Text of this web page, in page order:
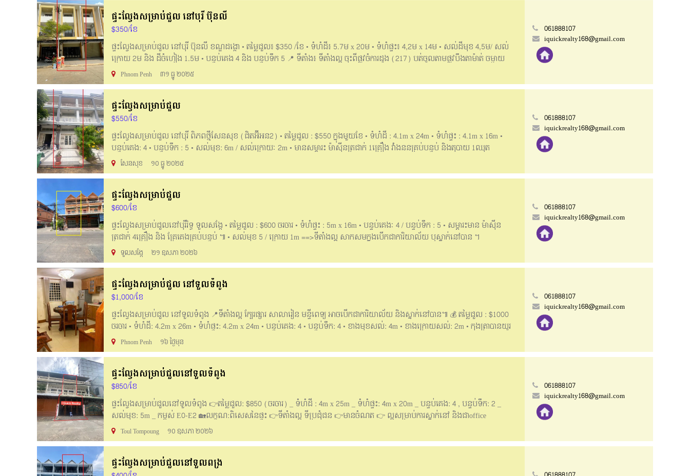
for more: Telegram: 061888110 Hotline: 061888110 /061888101 / 061888107/ 061888105 /0095888107
ផ្ទះល្វែងសម្រាប់ជួល នៅបុរី ប៊ុនលី
$350/ខែ
ផ្ទះល្វែងសម្រាប់ជួល នៅបុរី ប៊ុនលី ខណ្ឌដង្កោ • តម្លៃជួល៖ $350 /ខែ • ទំហំដី៖ 5.7ម x 20ម • ទំហំផ្ទះ៖ 4,2ម x 14ម • សល់ដីមុខ 4,5ម​/ សល់
ក្រោយ 2ម និង ដីចំហៀង 1.5ម • បន្ទប់គេង 4 និង បន្ទប់ទឹក 5 📍 ទីតាំង៖ ទីតាំងល្អ ចុះពីផ្លូវចំការដូង (217) បត់ចូលតាមផ្លូវបឹងតាម៉ាត់ ចម្ងាយ
500m => ការរស់នៅបែបស៊ីវិល័យ សុវត្ថិភាព ផាសុខភាព និង ពោរពេញទៅដោយគម្រោង ធំៗ ផ្សារ និង ខុនដូ _______English Below_______
Flat house for rent in Borey Bunly, Khan Dangkor • Rental Fee: $350 /month • Land Size: 5.7m x 20m • House Size: 4,2m x 14m •
is nice place for living, security and good environment 📲​​​ Contact for more: Telegram: 077399194 Hotline: 061888105
/061888107/061888110 / 095888107
Phnom Penh ៣១ ធ្នូ ២០២៥
061888107
iquickrealty168@gmail.com
ផ្ទះល្វែងសម្រាប់ជួល
$550/ខែ
ផ្ទះល្វែងសម្រាប់ជួល នៅបុរី ពិភពថ្មីសែនសុខ (ជិតអ៊ីអន2) • តម្លៃជួល : $550 ក្នុងមួយខែ • ទំហំដី : 4.1m x 24m • ទំហំផ្ទះ : 4.1m x 16m •
បន្ទប់គេង: 4 • បន្ទប់ទឹក : 5 • សល់មុខ: 6m / សល់ក្រោយៈ 2m • មានសម្ភារះ ម៉ាស៊ីនត្រជាក់ 1គ្រឿង វាំងននគ្រប់បន្ទប់ និងតុបាយ 1ឈុត
==>ទីតាំងល្អ ប្រជុំជន ងាយស្រួលក្នុងការបើកអាជីវកម្ម សាកសមសម្រាប់ស្នាក់នៅ ឬបើកoffice ផ្សេងៗ។ ___English Below___ Flat house for
rent at Borey The New World Sen Sok (Near Aeon2) • Rental Price: $550 per month • Land size : 4.1m x 24m • House size: 4.1m x
business, for living or open an office and many more. 📲Contact for more: Telegram: 077399194 Hotline:
061888105/061888107/061888110 /095888107
សែនសុខ ១០ ធ្នូ ២០២៥
061888107
iquickrealty168@gmail.com
ផ្ទះល្វែងសម្រាប់ជួល
$600/ខែ
ផ្ទះល្វែងសម្រាប់ជួលនៅបុរីរិទ្ធ ទួលសង្កែ • តម្លៃជួល : $600 ចរចារ • ទំហំផ្ទះ : 5m x 16m • បន្ទប់គេងៈ 4 / បន្ទប់ទឹក : 5 • សម្ភារះមាន ម៉ាស៊ីន
ត្រជាក់ 4គ្រឿង និង គ្រែគេងគ្រប់បន្ទប់ ៕ • សល់មុខ 5 / ក្រោយ 1m ==>ទីតាំងល្អ សាកសមក្នុងបើកជាការិយាល័យ ឬស្នាក់នៅបាន ។
_____English Below______ Flat house for rent at Borey Rith , Toul Sangkae • Rental Price: $600 per month • House size: 5m x 16m •
Bedrooms: 4 / Bathrooms: 5 • Furniture: AC4, and Bed all in room. • In front: 5m / Back: 1m ==>Good location, suitable for office or
ទួលសង្កែ ២១ ឧសភា ២០២៦
061888107
iquickrealty168@gmail.com
ផ្ទះល្វែងសម្រាប់ជួល នៅទួលទំពូង
$1,000/ខែ
ផ្ទះល្វែងសម្រាប់ជួល នៅទួលទំពូង 📍ទីតាំងល្អ ក្បែរផ្សារ​ សាលារៀន មន្ទីពេទ្យ អាចបើកជាការិយាល័យ និងស្នាក់នៅបាន៕ 💰 តម្លៃជួល : $1000
ចរចារ • ទំហំដី: 4.2m x 26m • ទំហំផ្ទះ: 4.2m x 24m • បន្ទប់គេង: 4 • បន្ទប់ទឹក: 4 • ខាងមុខសល់​: 4m • ខាងក្រោយសល់: 2m • កុងត្រាបានយូរ
🚪សម្ភារះមាន: ម៉ាស៊ីនត្រជាក់ ទូរទឹកកក តុបាយ សាឡុង គ្រែ និង​វាំងនន។ ——English Below—— Flat House for rent at Toul Tum Pung 📍
Good Location near market , school, and hospital, can be to open office and living. . Price for rent: $1000 negotiable • Land size: 4.2m x
Refrigerator, Dinning table, Sofa, Bed, and Curtain. #For more information can contact: 📥Telegram: 077399194 @rinaa0168 Hotline:
061888101 / 061888107/061888110/095888107 Email: iquickrealty168@gmail.com Telegram group. https://t.me/iquickrealty
Phnom Penh ១៦ ថ្ងៃមុន
061888107
iquickrealty168@gmail.com
ផ្ទះល្វែងសម្រាប់ជួលនៅទួលទំពូង
$850/ខែ
ផ្ទះល្វែងសម្រាប់ជួលនៅទួលទំពូង 👉តម្លៃជួល​: $850 (ចរចារ) _ ទំហំដី : 4m x 25m _ ទំហំផ្ទះ:​ 4m x 20m _ បន្ទប់គេង​: 4 , បន្ទប់ទឹក: 2 _​​
សល់មុខ: 5m _ កម្ពស់ E0-E2 🏡លក្ខណ:ពិសេសនៃផ្ទះ 👉ទីតាំងល្អ​ ទីប្រជុំជន 👉មានចំណត 👉 ល្អសម្រាប់ការស្នាក់នៅ​ និងជាoffice
__English Below__ Flat house for rent at Toul Tum Pung 👉Price for rent: $850 negotiable _ Land size: 4m x 25m _ House size: 4m x
20m _ Bedroom:​ 4 Bathroom: 2 _ In front: 5m , _ Story: E0 -E2 🏡Features of the house 👉Good location,Downtown 👉Have Parking
061888101/061888105/061888107/061888110/095888107 Email: iquickrealty168@gmail.com Telegram’s Channel :
Toul Tompoung ១០ ឧសភា ២០២៦
061888107
iquickrealty168@gmail.com
ផ្ទះល្វែងសម្រាប់ជួលនៅទួលពង្រ